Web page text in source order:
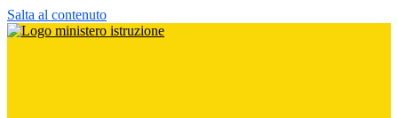
Salta al contenuto